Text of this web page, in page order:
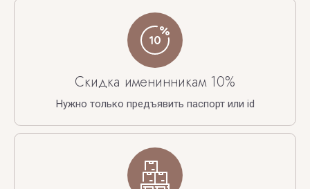
Скидка именинникам 10%
Нужно только предъявить паспорт или id